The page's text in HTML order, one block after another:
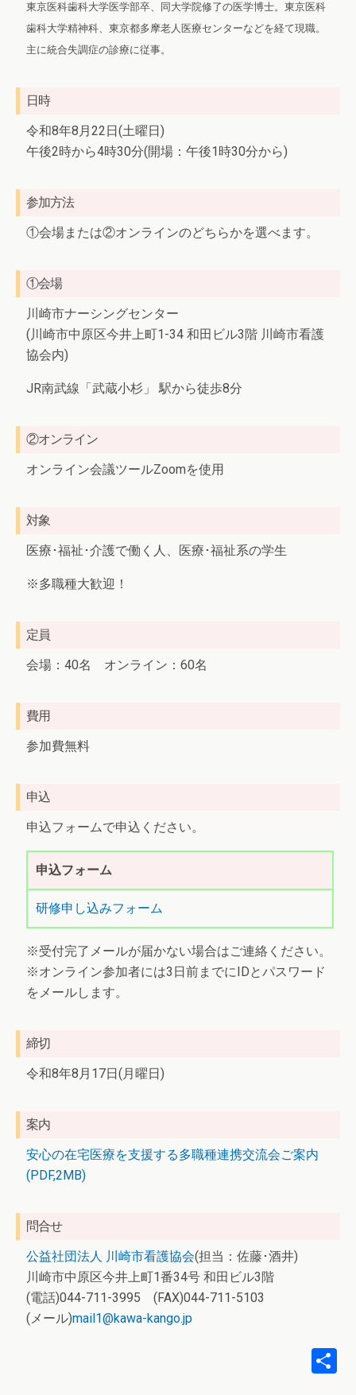
東京医科歯科大学医学部卒、同大学院修了の医学博士。東京医科
歯科大学精神科、東京都多摩老人医療センターなどを経て現職。
主に統合失調症の診療に従事。
日時
令和8年8月22日(土曜日)
午後2時から4時30分(開場：午後1時30分から)
参加方法
①会場または②オンラインのどちらかを選べます。
①会場
川崎市ナーシングセンター
(川崎市中原区今井上町1-34 和田ビル3階 川崎市看護
協会内)
JR南武線「武蔵小杉」 駅から徒歩8分
②オンライン
オンライン会議ツールZoomを使用
対象
医療･福祉･介護で働く人、医療･福祉系の学生
※多職種大歓迎！
定員
会場：40名 オンライン：60名
費用
参加費無料
申込
申込フォームで申込ください。
申込フォーム
研修申し込みフォーム
※受付完了メールが届かない場合はご連絡ください。
※オンライン参加者には3日前までにIDとパスワード
をメールします。
締切
令和8年8月17日(月曜日)
案内
安心の在宅医療を支援する多職種連携交流会ご案内
(PDF,2MB)
問合せ
公益社団法人 川崎市看護協会(担当：佐藤･酒井)
川崎市中原区今井上町1番34号 和田ビル3階
(電話)044-711-3995 (FAX)044-711-5103
(メール)mail1@kawa-kango.jp